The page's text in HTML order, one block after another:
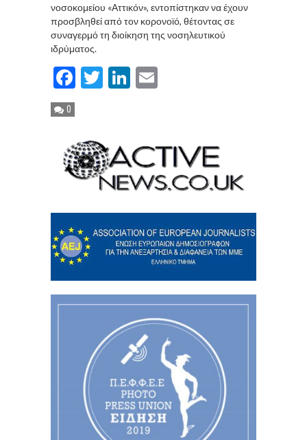
νοσοκομείου «Αττικόν», εντοπίστηκαν να έχουν
προσβληθεί από τον κορονοϊό, θέτοντας σε
συναγερμό τη διοίκηση της νοσηλευτικού
ιδρύματος.
Facebook
TwitterLinkedIn
0